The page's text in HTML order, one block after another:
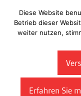
Inhalt
springen
Diese Website
Betrieb dieser
weiter nutzen,
Erfahren Sie